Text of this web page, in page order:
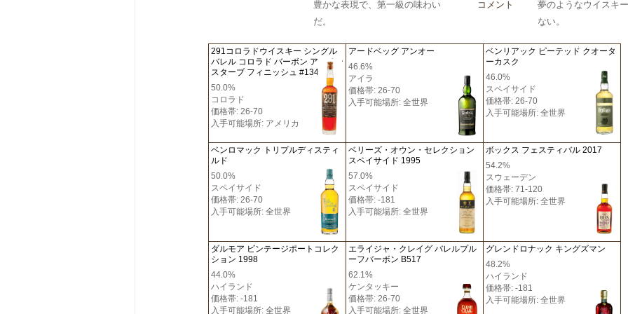
豊かな表現で、第一級の味わい
だ。
コメント
夢のようなウイスキ
ない。
291コロラドウイスキー シングル
バレル コロラド バーボン アスペン
スターブ フィニッシュ #134
50.0%
コロラド
価格帯: 26-70
入手可能場所: アメリカ
アードベッグ アンオー
46.6%
アイラ
価格帯: 26-70
入手可能場所: 全世界
ベンリアック ピーテッド クオータ
ーカスク
46.0%
スペイサイド
価格帯: 26-70
入手可能場所: 全世界
ベンロマック トリプルディスティ
ルド
50.0%
スペイサイド
価格帯: 26-70
入手可能場所: 全世界
ベリーズ・オウン・セレクション
スペイサイド 1995
57.0%
スペイサイド
価格帯: -181
入手可能場所: 全世界
ボックス フェスティバル 2017
54.2%
スウェーデン
価格帯: 71-120
入手可能場所: 全世界
ダルモア ビンテージポートコレク
ション 1998
44.0%
ハイランド
価格帯: -181
入手可能場所: 全世界
エライジャ・クレイグ バレルプル
ーフバーボン B517
62.1%
ケンタッキー
価格帯: 26-70
入手可能場所: 全世界
グレンドロナック キングズマン
48.2%
ハイランド
価格帯: -181
入手可能場所: 全世界